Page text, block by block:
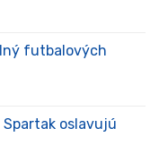
futbalových
Spartak oslavujú